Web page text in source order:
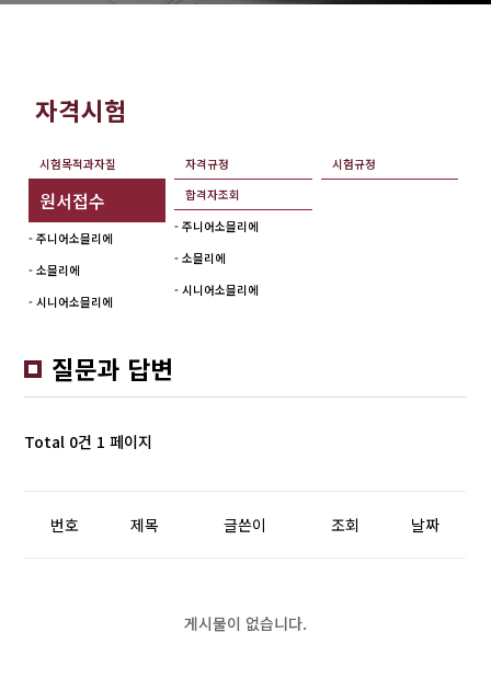
자격시험
시험목적과자질 자격규정 시험규정
원서접수
- 주니어소믈리에
- 소믈리에
- 시니어소믈리에
합격자조회
- 주니어소믈리에
- 소믈리에
- 시니어소믈리에
질문과 답변
Total 0건 1 페이지
번호 제목 글쓴이 조회 날짜
게시물이 없습니다.